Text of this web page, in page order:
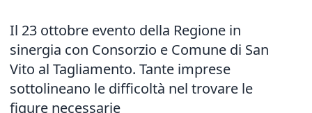
Il 23 ottobre evento della Regione in
sinergia con Consorzio e Comune di San
Vito al Tagliamento. Tante imprese
sottolineano le difficoltà nel trovare le
figure necessarie